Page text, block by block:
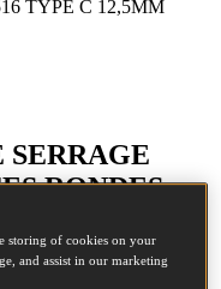
RONDES
storing of cookies on your
and assist in our marketing